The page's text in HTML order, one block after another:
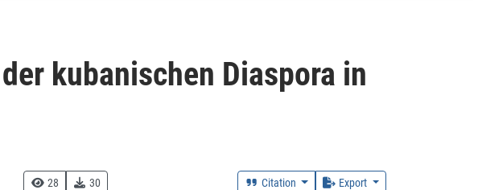
kubanischen Diaspora in
28 30 Citation Export